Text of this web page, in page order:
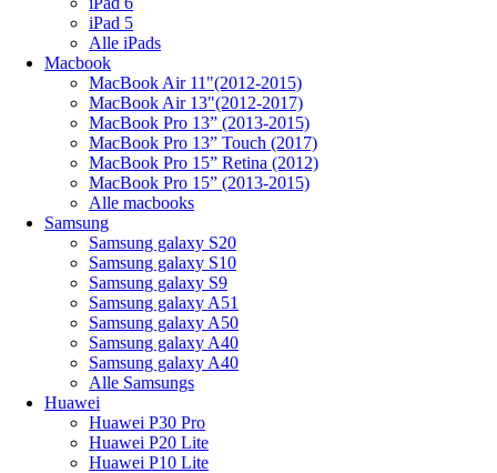
iPad 5
Alle iPads
Macbook
MacBook Air 11"(2012-2015)
MacBook Air 13"(2012-2017)
MacBook Pro 13” (2013-2015)
MacBook Pro 13” Touch (2017)
MacBook Pro 15” Retina (2012)
MacBook Pro 15” (2013-2015)
Alle macbooks
Samsung
Samsung galaxy S20
Samsung galaxy S10
Samsung galaxy S9
Samsung galaxy A51
Samsung galaxy A50
Samsung galaxy A40
Samsung galaxy A40
Alle Samsungs
Huawei
Huawei P30 Pro
Huawei P20 Lite
Huawei P10 Lite